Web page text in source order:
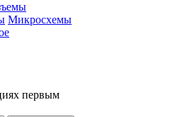
Микросхемы
первым